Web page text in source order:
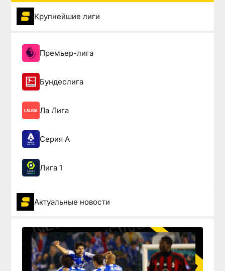
Крупнейшие лиги
Премьер-лига
Бундеслига
Ла Лига
Серия А
Лига 1
Актуальные новости